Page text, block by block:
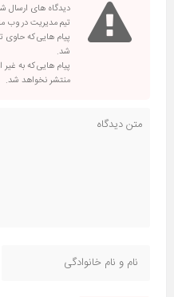
دیدگاه های ارسال
تیم مدیریت در وب
پیام هایی که حاوی
شد.
پیام هایی که به غیر
منتشر نخواهد شد.